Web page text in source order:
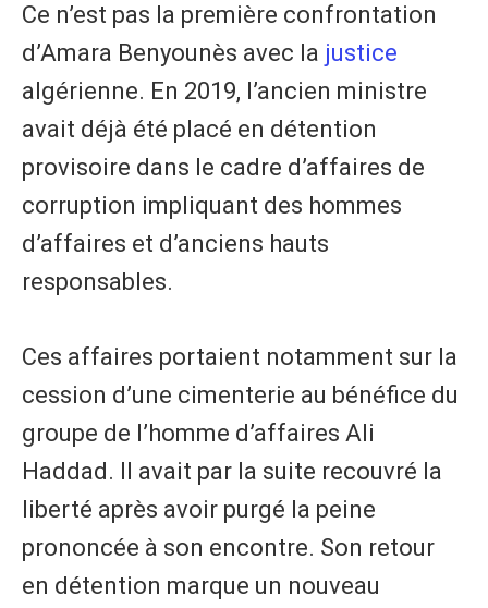
Ce n’est pas la première confrontation
d’Amara Benyounès avec la justice
algérienne. En 2019, l’ancien ministre
avait déjà été placé en détention
provisoire dans le cadre d’affaires de
corruption impliquant des hommes
d’affaires et d’anciens hauts
responsables.
Ces affaires portaient notamment sur la
cession d’une cimenterie au bénéfice du
groupe de l’homme d’affaires Ali
Haddad. Il avait par la suite recouvré la
liberté après avoir purgé la peine
prononcée à son encontre. Son retour
en détention marque un nouveau